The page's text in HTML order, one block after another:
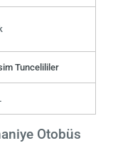
Tuncelililer
Otobüs